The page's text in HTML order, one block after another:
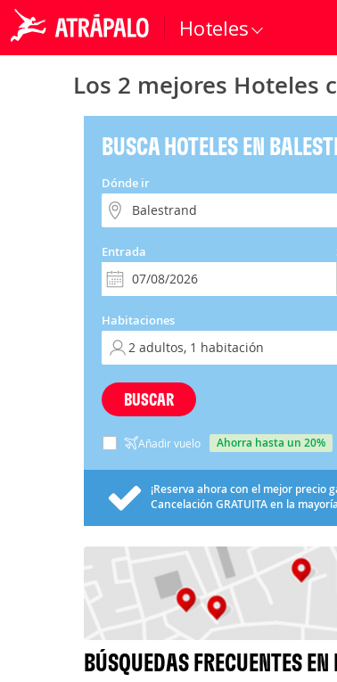
Hoteles
Los 2 mejores Hoteles
BUSCA HOTELES EN
Dónde ir
Entrada
Habitaciones
BUSCAR
Añadir vuelo ahorra hasta un 20%
¡Reserva ahora con el mejor precio
Cancelación GRATUITAen la
BÚSQUEDAS FRECUENTES